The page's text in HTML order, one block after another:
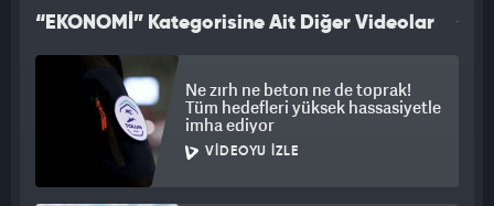
nüfusunun yarısından fazlasının aşırı kilolu olması bekleniyor.
“EKONOMİ” Kategorisine Ait Diğer Videolar
Ne zırh ne beton ne de toprak!
Tüm hedefleri yüksek hassasiyetle
imha ediyor
VIDEOYU İZLE